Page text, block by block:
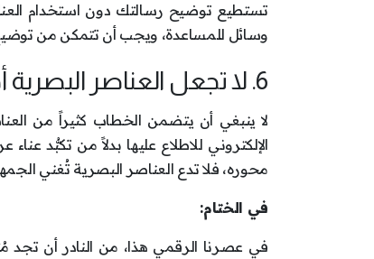
تستطيع توضيح رسالتك دون استخدام
وسائل للمساعدة، ويجب أن تتمكن من توضيح
6. لا تجعل العناصر البصرية أهم منك:
لا ينبغي أن يتضمن الخطاب كثيراً من
الإلكتروني للاطلاع عليها بدلاً من تكبُّد
محوره، فلا تدع العناصر البصرية تُغني
في الختام:
في عصرنا الرقمي هذا، من النادر أن تجد